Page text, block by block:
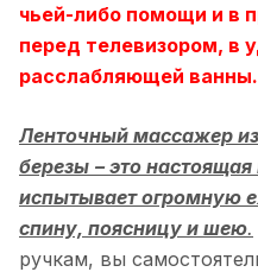
чьей-либо помощи и в
перед телевизором, в
расслабляющей ванны.
Ленточный массажер
березы – это
испытывает огромную
спину, поясницу и шею.
ручкам, вы